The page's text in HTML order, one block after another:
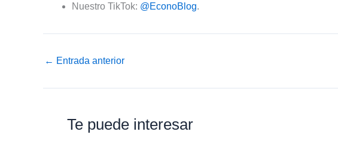
Nuestro TikTok: @EconoBlog.
← Entrada anterior
Te puede interesar